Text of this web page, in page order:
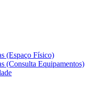
(Espaço Físico)
(Consulta Equipamentos)